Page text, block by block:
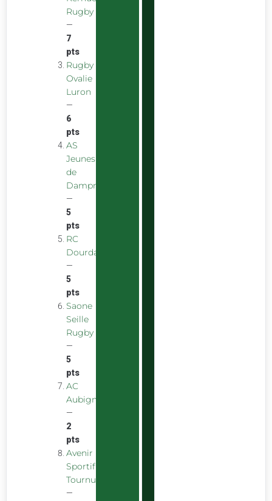
Rugby
—
7
pts
Rugby
Ovalie
Luron
—
6
pts
AS
Jeunes
de
Dampniat
—
5
pts
RC
Dourdan
—
5
pts
Saone
Seille
Rugby
—
5
pts
AC
Aubigny
—
2
pts
Avenir
Sportif
Tournus
—